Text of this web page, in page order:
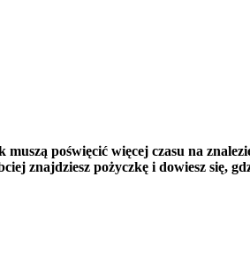
poświęcić więcej czasu na
znajdziesz pożyczkę i dowiesz się,